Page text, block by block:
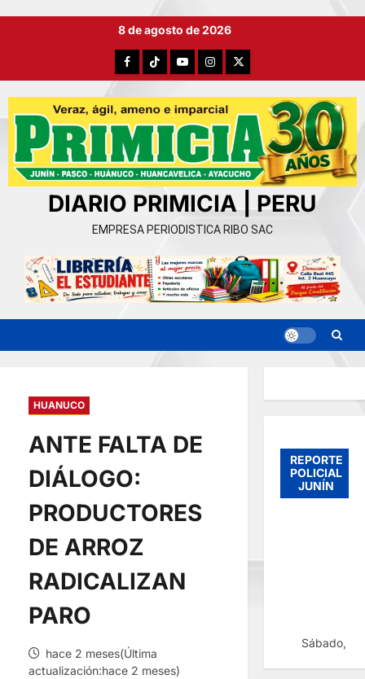
8 de agosto de 2026
FacebookTikTokYouTubeInstagram
X
DIARIO PRIMICIA | PERU
EMPRESA PERIODISTICA RIBO SAC
HUANUCO
ANTE FALTA DE
DIÁLOGO:
PRODUCTORES
DE ARROZ
RADICALIZAN
PARO
hace 2 meses(Última
actualización:hace 2 meses)
REPORTE
POLICIAL
JUNÍN
Sábado,